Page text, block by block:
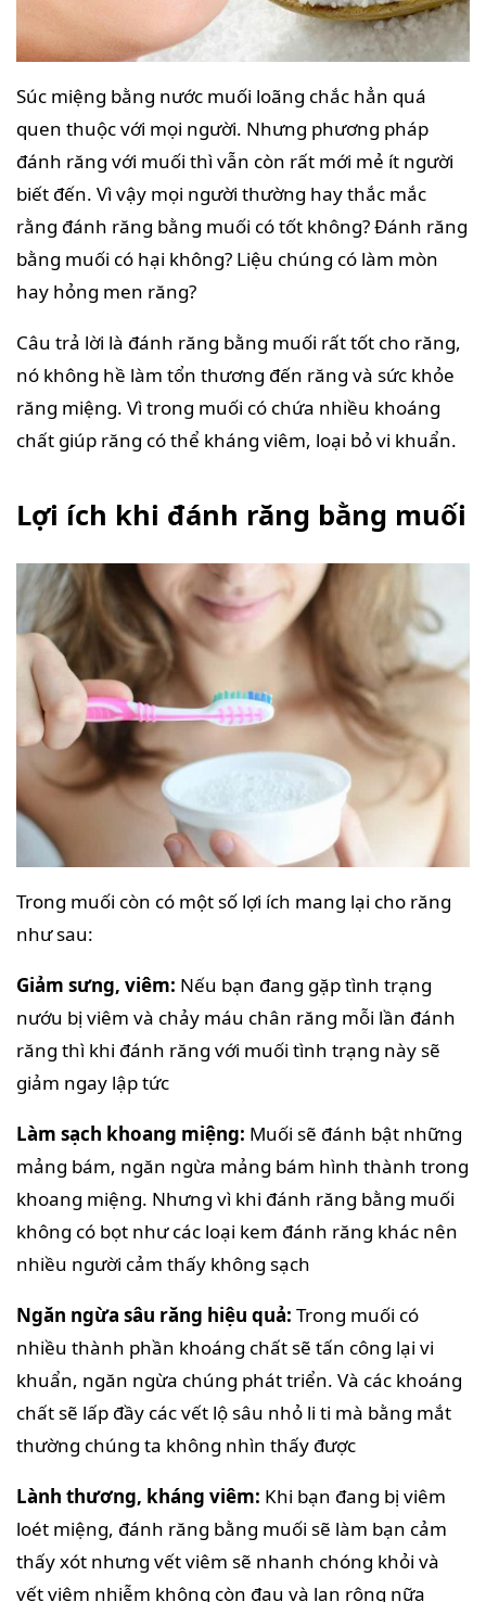
Súc miệng bằng nước muối loãng chắc hẳn quá
quen thuộc với mọi người. Nhưng phương pháp
đánh răng với muối thì vẫn còn rất mới mẻ ít người
biết đến. Vì vậy mọi người thường hay thắc mắc
rằng đánh răng bằng muối có tốt không? Đánh răng
bằng muối có hại không? Liệu chúng có làm mòn
hay hỏng men răng?
Câu trả lời là đánh răng bằng muối rất tốt cho răng,
nó không hề làm tổn thương đến răng và sức khỏe
răng miệng. Vì trong muối có chứa nhiều khoáng
chất giúp răng có thể kháng viêm, loại bỏ vi khuẩn.
Lợi ích khi đánh răng bằng muối
Trong muối còn có một số lợi ích mang lại cho răng
như sau:
Giảm sưng, viêm: Nếu bạn đang gặp tình trạng
nướu bị viêm và chảy máu chân răng mỗi lần đánh
răng thì khi đánh răng với muối tình trạng này sẽ
giảm ngay lập tức
Làm sạch khoang miệng: Muối sẽ đánh bật những
mảng bám, ngăn ngừa mảng bám hình thành trong
khoang miệng. Nhưng vì khi đánh răng bằng muối
không có bọt như các loại kem đánh răng khác nên
nhiều người cảm thấy không sạch
Ngăn ngừa sâu răng hiệu quả: Trong muối có
nhiều thành phần khoáng chất sẽ tấn công lại vi
khuẩn, ngăn ngừa chúng phát triển. Và các khoáng
chất sẽ lấp đầy các vết lộ sâu nhỏ li ti mà bằng mắt
thường chúng ta không nhìn thấy được
Lành thương, kháng viêm: Khi bạn đang bị viêm
loét miệng, đánh răng bằng muối sẽ làm bạn cảm
thấy xót nhưng vết viêm sẽ nhanh chóng khỏi và
vết viêm nhiễm không còn đau và lan rộng nữa